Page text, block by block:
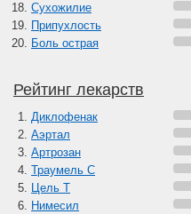
Сухожилие
Припухлость
Боль острая
Рейтинг лекарств
Диклофенак
Аэртал
Артрозан
Траумель С
Цель Т
Нимесил